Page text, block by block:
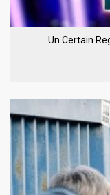
Un Certain